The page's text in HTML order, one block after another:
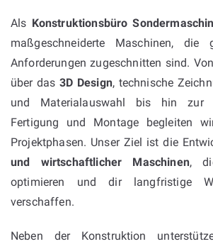
Als Konstruktionsbüro
maßgeschneiderte Maschinen,
Anforderungen zugeschnitten sind.
über das3D Design, technische
und Materialauswahl bis hin zur
Fertigung und Montage begleiten
Projektphasen. Unser Ziel ist die
und wirtschaftlicher Maschinen,
optimieren und dir langfristige
verschaffen.
Neben der Konstruktion